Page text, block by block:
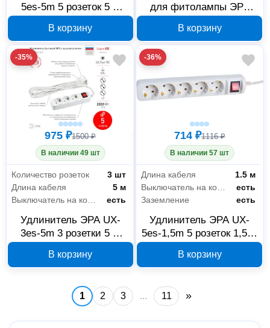
Электрика и свет
Аксессуары и комплектующие
Кабеленесущие системы
Кабель и провод 29
Коммутационное оборудование
Компоненты СКС
Показать все
Крепёж 114
5es-5m 5 розеток 5 м
В корзину
для фитолампы ЭРА
В корзину
-35%
975 ₽1500 ₽
В наличии 49 шт
Количество розеток
3 шт
Длина кабеля
5 м
есть
Удлинитель ЭРА UX-
3es-5m 3 розетки 5 м
В корзину
-36%
714 ₽1116 ₽
В наличии 57 шт
Длина кабеля
1.5 м
Выключатель на корпусе
есть
Заземление
есть
Удлинитель ЭРА UX-
5es-1,5m 5 розеток 1,5 м
В корзину
1 2 3 ... 11 »